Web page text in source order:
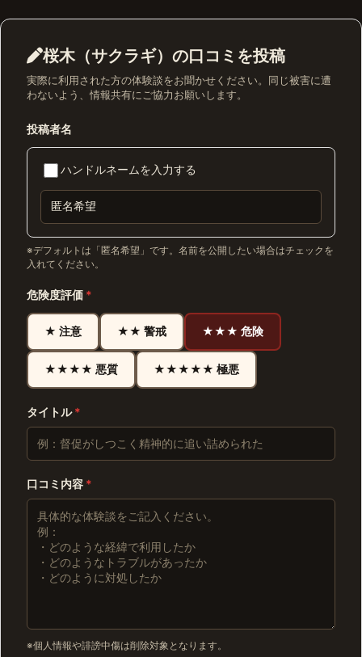
桜木（サクラギ）の口コミを投稿
実際に利用された方の体験談をお聞かせください。同じ被害に遭
わないよう、情報共有にご協力お願いします。
投稿者名
ハンドルネームを入力する
※デフォルトは「匿名希望」です。名前を公開したい場合はチェックを
入れてください。
危険度評価 *
★ 注意 ★★ 警戒 ★★★ 危険
★★★★ 悪質 ★★★★★ 極悪
タイトル*
口コミ内容 *
※個人情報や誹謗中傷は削除対象となります。